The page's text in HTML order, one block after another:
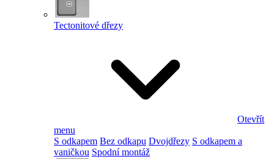
Tectonitové dřezy
Otevřít
menu
S odkapem Bez odkapu Dvojdřezy S odkapem a
vaničkou Spodní montáž